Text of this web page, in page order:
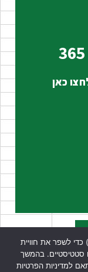
365
כאן
האתר שלנו עושה שימוש בקבצי עוגיות (Cookies) כדי לשפר את חוויית
סטטיסטיים. בהמשך
למדיניות הפרטיות